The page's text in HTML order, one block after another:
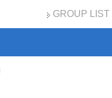
GROUP LIST